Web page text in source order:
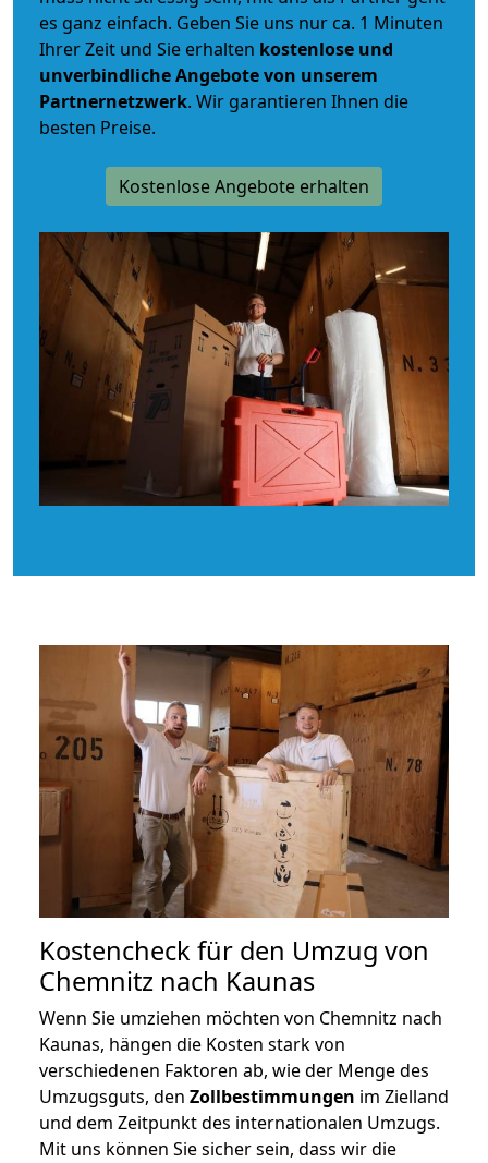
es ganz einfach. Geben Sie uns nur ca. 1 Minuten
Ihrer Zeit und Sie erhalten kostenlose und
unverbindlicheAngebote von unserem
Partnernetzwerk. Wir garantieren Ihnen die
besten Preise.
Kostenlose Angebote erhalten
Kostencheck für den Umzug von
Chemnitz nach Kaunas
Wenn Sie umziehen möchten von Chemnitz nach
Kaunas, hängen die Kosten stark von
verschiedenen Faktoren ab, wie der Menge des
Umzugsguts, den Zollbestimmungen im Zielland
und dem Zeitpunkt des internationalen Umzugs.
Mit uns können Sie sicher sein, dass wir die